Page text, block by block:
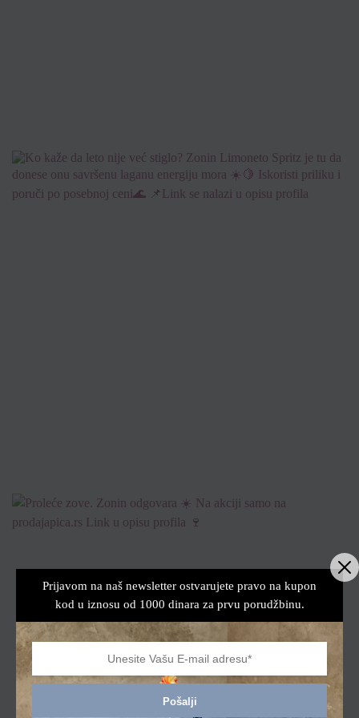
Prijavom na naš newsletter ostvarujete pravo na kupon
kod u iznosu od 1000 dinara za prvu porudžbinu.
Pošalji